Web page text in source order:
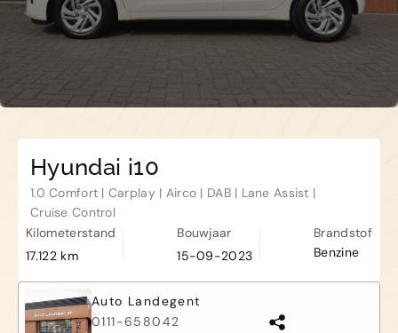
Biezelingsestraat 50 4421 BT
Kapelle
Hyundai i10
1.0 Comfort | Carplay | Airco | DAB | Lane Assist |
Cruise Control
Kilometerstand
17.122 km
Bouwjaar
15-09-2023
Brandstof
Benzine
Auto Landegent
0111-658042